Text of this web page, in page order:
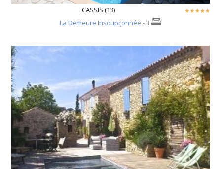
CASSIS (13)
La Demeure Insoupçonnée - 3